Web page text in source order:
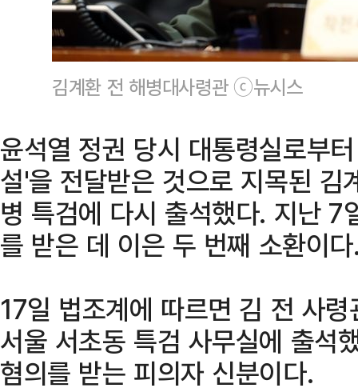
김계환 전 해병대사령관 ⓒ뉴시스
윤석열 정권 당시 대통령실로부
설'을 전달받은 것으로 지목된 김
병 특검에 다시 출석했다. 지난
를 받은 데 이은 두 번째 소환이
17일 법조계에 따르면 김 전 사
서울 서초동 특검 사무실에 출석
혐의를 받는 피의자 신분이다.